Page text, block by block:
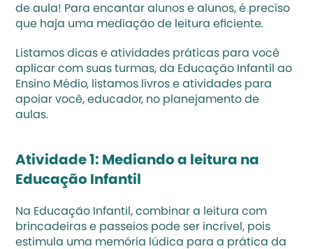
de aula! Para encantar alunos e alunos, é preciso
que haja uma mediação de leitura eficiente.
Listamos dicas e atividades práticas para você
aplicar com suas turmas, da Educação Infantil ao
Ensino Médio, listamos livros e atividades para
apoiar você, educador, no planejamento de
aulas.
Atividade 1: Mediando a leitura na
Educação Infantil
Na Educação Infantil, combinar a leitura com
brincadeiras e passeios pode ser incrível, pois
estimula uma memória lúdica para a prática da